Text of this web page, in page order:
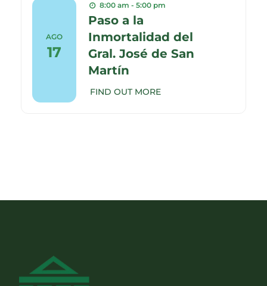
AGO
17
8:00 am - 5:00 pm
Paso a la
Inmortalidad del
Gral. José de San
Martín
FIND OUT MORE